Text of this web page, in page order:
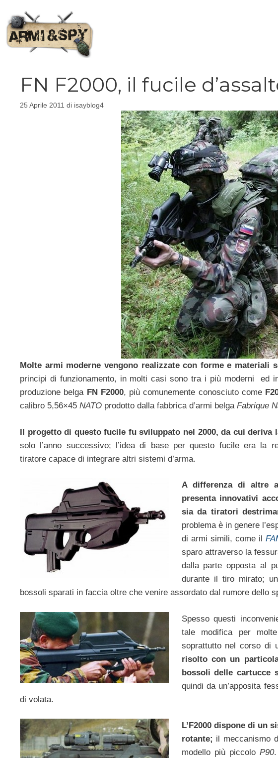
contenuto
FN F2000, il fucile
25 Aprile 2011 di isayblog4
Molte armi moderne vengono realizzate con forme e materiali
principi di funzionamento, in molti casi sono tra i più moderni ed
produzione belga FN F2000, più comunemente conosciuto come
calibro 5,56×45 NATO prodotto dalla fabbrica d’armi belga Fabrique
Il progetto di questo fucile fu sviluppato nel 2000, da cui deriva
solo l’anno successivo; l’idea di base per questo fucile era la
tiratore capace di integrare altri sistemi d’arma.
A differenza di altre
presenta innovativi
sia da tiratori
problema è in genere
di armi simili, come il
sparo attraverso la
dalla parte opposta al
durante il tiro mirato;
bossoli sparati in faccia oltre che venire assordato dal rumore dello
Spesso questi
tale modifica per
soprattutto nel corso di
risolto con un
bossoli delle cartucce
quindi da un’apposita
di volata.
L’F2000 dispone di un
rotante; il meccanismo
modello più piccolo P90.